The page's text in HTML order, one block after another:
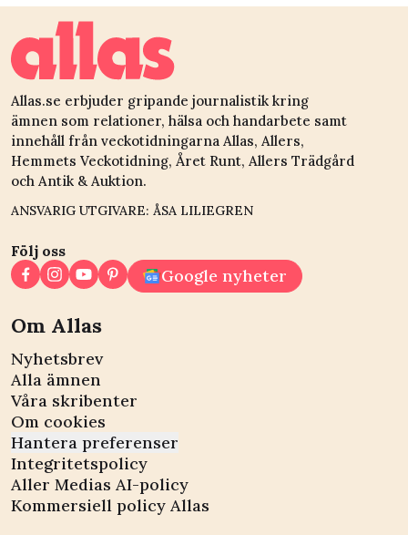
Allas.se erbjuder gripande journalistik kring
ämnen som relationer, hälsa och handarbete samt
innehåll från veckotidningarna Allas, Allers,
Hemmets Veckotidning, Året Runt, Allers Trädgård
och Antik & Auktion.
ANSVARIG UTGIVARE: ÅSA LILIEGREN
Följ oss
Google nyheter
Om Allas
Nyhetsbrev
Alla ämnen
Våra skribenter
Om cookies
Hantera preferenser
Integritetspolicy
Aller Medias AI-policy
Kommersiell policy Allas